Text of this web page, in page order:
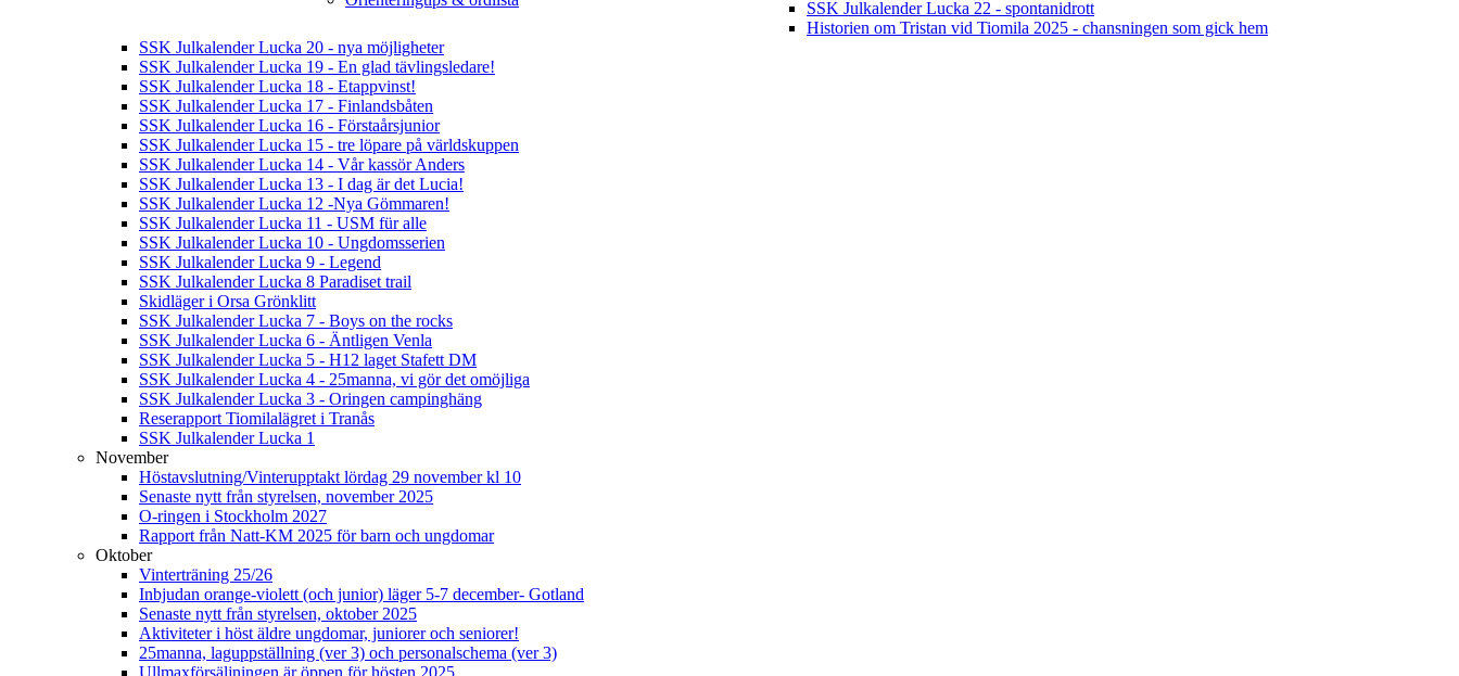
SSK Julkalender Lucka 22 - spontanidrott
Historien om Tristan vid Tiomila 2025 - chansningen som gick hem
SSK Julkalender Lucka 20 - nya möjligheter
SSK Julkalender Lucka 19 - En glad tävlingsledare!
SSK Julkalender Lucka 18 - Etappvinst!
SSK Julkalender Lucka 17 - Finlandsbåten
SSK Julkalender Lucka 16 - Förstaårsjunior
SSK Julkalender Lucka 15 - tre löpare på världskuppen
SSK Julkalender Lucka 14 - Vår kassör Anders
SSK Julkalender Lucka 13 - I dag är det Lucia!
SSK Julkalender Lucka 12 -Nya Gömmaren!
SSK Julkalender Lucka 11 - USM für alle
SSK Julkalender Lucka 10 - Ungdomsserien
SSK Julkalender Lucka 9 - Legend
SSK Julkalender Lucka 8 Paradiset trail
Skidläger i Orsa Grönklitt
SSK Julkalender Lucka 7 - Boys on the rocks
SSK Julkalender Lucka 6 - Äntligen Venla
SSK Julkalender Lucka 5 - H12 laget Stafett DM
SSK Julkalender Lucka 4 - 25manna, vi gör det omöjliga
SSK Julkalender Lucka 3 - Oringen campinghäng
Reserapport Tiomilalägret i Tranås
SSK Julkalender Lucka 1
November
Höstavslutning/Vinterupptakt lördag 29 november kl 10
Senaste nytt från styrelsen, november 2025
O-ringen i Stockholm 2027
Rapport från Natt-KM 2025 för barn och ungdomar
Oktober
Vinterträning 25/26
Inbjudan orange-violett (och junior) läger 5-7 december- Gotland
Senaste nytt från styrelsen, oktober 2025
Aktiviteter i höst äldre ungdomar, juniorer och seniorer!
25manna, laguppställning (ver 3) och personalschema (ver 3)
Ullmaxförsäljningen är öppen för hösten 2025